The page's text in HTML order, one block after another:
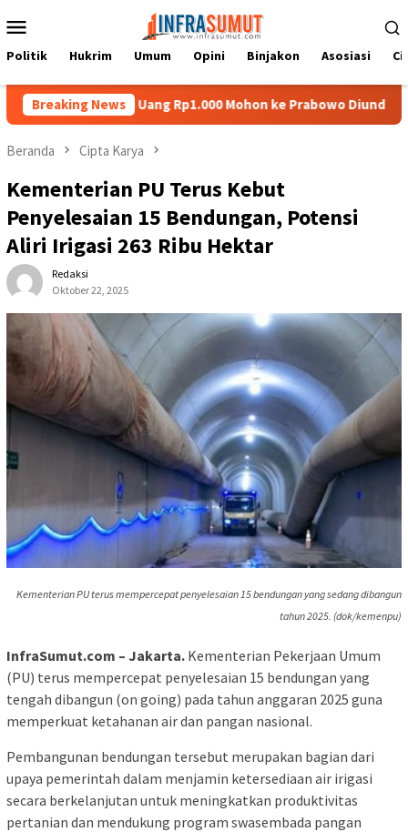
ke
Mobile
Politik Hukrim Umum Opini Binjakon Asosiasi
Breaking News
di Uang Rp1.000 Mohon ke Prabowo Diundang Upacara HUT
Beranda Cipta Karya
Kementerian PU Terus Kebut
Penyelesaian 15 Bendungan, Potensi
Aliri Irigasi 263 Ribu Hektar
Redaksi
Oktober 22, 2025
Kementerian PU terus mempercepat penyelesaian 15 bendungan yang sedang dibangun
tahun 2025. (dok/kemenpu)
InfraSumut.com – Jakarta. Kementerian Pekerjaan Umum
(PU) terus mempercepat penyelesaian 15 bendungan yang
tengah dibangun (on going) pada tahun anggaran 2025 guna
memperkuat ketahanan air dan pangan nasional.
Pembangunan bendungan tersebut merupakan bagian dari
upaya pemerintah dalam menjamin ketersediaan air irigasi
secara berkelanjutan untuk meningkatkan produktivitas
pertanian dan mendukung program swasembada pangan